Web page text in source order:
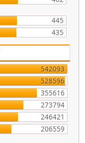
445
435
542093
528596
355616
273794
246421
206559